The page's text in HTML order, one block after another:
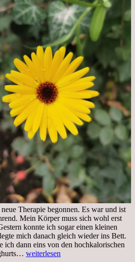
Therapie begonnen. Es war und ist
Mein Körper muss sich wohl erst
konnte ich sogar einen kleinen
mich danach gleich wieder ins Bett.
ich dann eins von den hochkalorischen
Freitag,
weiterlesen